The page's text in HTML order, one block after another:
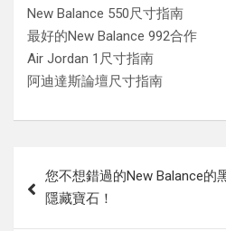
New Balance 550尺寸指南
最好的New Balance 992合作
Air Jordan 1尺寸指南
阿迪達斯論壇尺寸指南
navigation
您不想錯過的New Balance的
隱藏寶石！